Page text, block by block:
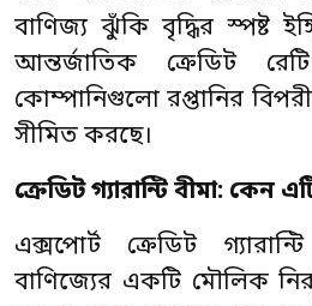
বাণিজ্য ঝুঁকি বৃদ্ধির স্পষ্ট
আন্তর্জাতিক ক্রেডিট
কোম্পানিগুলো রপ্তানির
সীমিত করছে।
ক্রেডিট গ্যারান্টি বীমা: কেন
এক্সপোর্ট ক্রেডিট
বাণিজ্যের একটি মৌলিক